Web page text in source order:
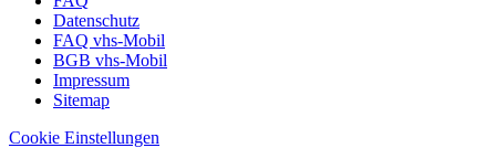
Datenschutz
FAQ vhs-Mobil
BGB vhs-Mobil
Impressum
Sitemap
Cookie Einstellungen